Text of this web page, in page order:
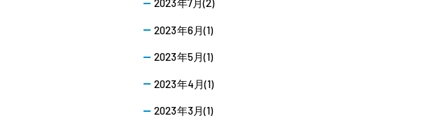
2023年7月(2)
2023年6月(1)
2023年5月(1)
2023年4月(1)
2023年3月(1)